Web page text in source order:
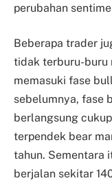
perubahan
Beberapa trader
tidak terburu-buru
memasuki fase
sebelumnya, fase
berlangsung
terpendek bear
tahun. Sementara
berjalan sekitar